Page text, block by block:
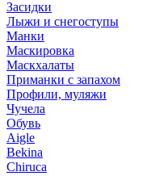
Засидки
Лыжи и снегоступы
Манки
Маскировка
Маскхалаты
Приманки с запахом
Профили, муляжи
Чучела
Обувь
Aigle
Bekina
Chiruсa